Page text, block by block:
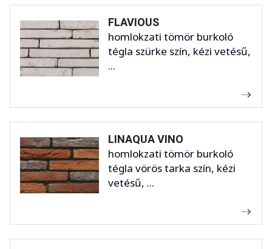
FLAVIOUS
homlokzati tömör burkoló
tégla szürke szín, kézi vetésű,
...
LINAQUA VINO
homlokzati tömör burkoló
tégla vörös tarka szín, kézi
vetésű, ...